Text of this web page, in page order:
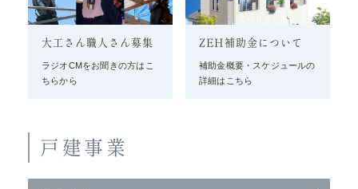
大工さん職人さん募集
ラジオCMをお聞きの方はこ
ちらから
ZEH補助金について
補助金概要・スケジュールの
詳細はこちら
戸建事業